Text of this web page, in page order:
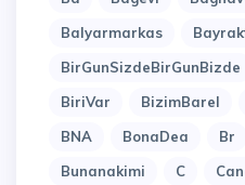
Balyarmarkas
BirGunSizdeBirGunBizde
BiriVar
BizimBarel
BNA
BonaDea Br
Bunanakimi
C